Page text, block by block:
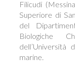
Filicudi
Superiore di
del
Biologiche
dell’Università
marine.